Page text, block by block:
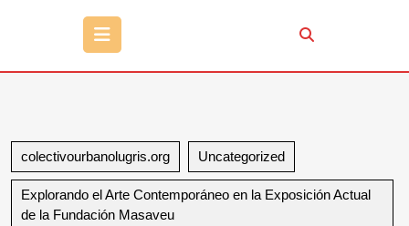
Botón
colectivourbanolugris.org Uncategorized
Explorando el Arte Contemporáneo en la Exposición Actual
de la Fundación Masaveu